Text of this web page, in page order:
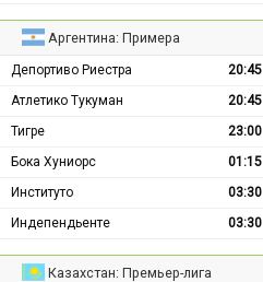
Аргентина: Примера
Депортиво Риестра 20:45
Атлетико Тукуман
20:45
Тигре
23:00
Бока Хуниорс
01:15
Институто
03:30
Индепендьенте
03:30
Казахстан: Премьер-лига